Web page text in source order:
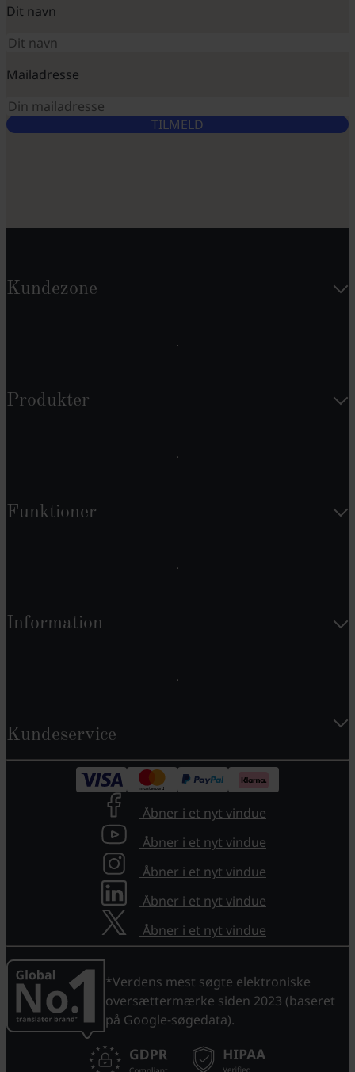
Dit navn
Mailadresse
TILMELD
Kundezone
Produkter
Funktioner
Information
Kundeservice
Åbner i et nyt vindue
Åbner i et nyt vindue
Åbner i et nyt vindue
Åbner i et nyt vindue
Åbner i et nyt vindue
*Verdens mest søgte elektroniske
oversættermærke siden 2023 (baseret
på Google-søgedata).